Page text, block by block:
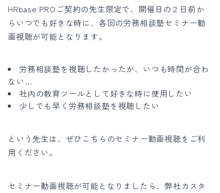
HRbase PROご契約の先生限定で、開催日の２日前か
らいつでも好きな時に、各回の労務相談塾セミナー動
画視聴が可能となります。
労務相談塾を視聴したかったが、いつも時間が合わ
ない…
社内の教育ツールとして好きな時に使用したい
少しでも早く労務相談塾を視聴したい
という先生は、ぜひこちらのセミナー動画視聴をご利
用ください。
セミナー動画視聴が可能となりましたら、弊社カスタ